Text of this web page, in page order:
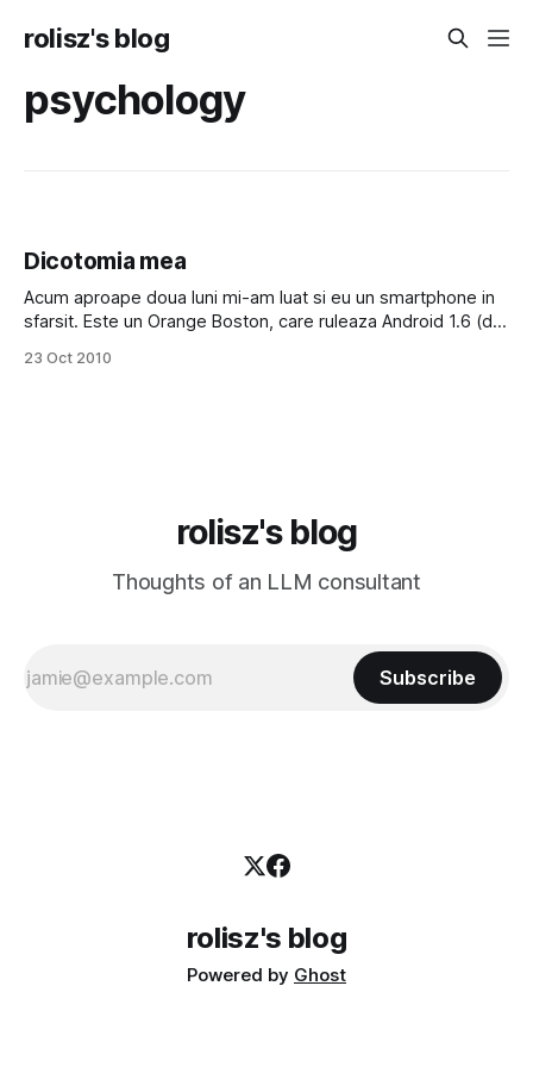
rolisz's blog
psychology
Dicotomia mea
Acum aproape doua luni mi-am luat si eu un smartphone in
sfarsit. Este un Orange Boston, care ruleaza Android 1.6 (da,
va lansa update la 2.1). Tot jucandu-ma pe el si apoi
23 Oct 2010
rolisz's blog
Thoughts of an LLM consultant
Subscribe
rolisz's blog
Powered by Ghost